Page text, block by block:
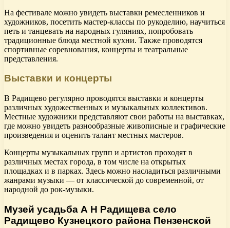
На фестивале можно увидеть выставки ремесленников и
художников, посетить мастер-классы по рукоделию, научиться
петь и танцевать на народных гуляниях, попробовать
традиционные блюда местной кухни. Также проводятся
спортивные соревнования, концерты и театральные
представления.
Выставки и концерты
В Радищево регулярно проводятся выставки и концерты
различных художественных и музыкальных коллективов.
Местные художники представляют свои работы на выставках,
где можно увидеть разнообразные живописные и графические
произведения и оценить талант местных мастеров.
Концерты музыкальных групп и артистов проходят в
различных местах города, в том числе на открытых
площадках и в парках. Здесь можно насладиться различными
жанрами музыки — от классической до современной, от
народной до рок-музыки.
Музей усадьба А Н Радищева село
Радищево Кузнецкого района Пензенской